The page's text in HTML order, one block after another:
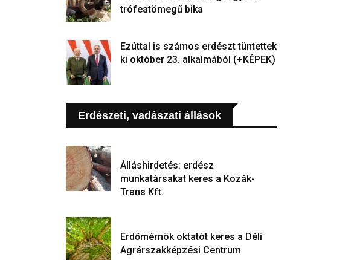
trófeatömegű bika
Ezúttal is számos erdészt tüntettek
ki október 23. alkalmából (+KÉPEK)
Erdészeti, vadászati állások
Álláshirdetés: erdész
munkatársakat keres a Kozák-
Trans Kft.
Erdőmérnök oktatót keres a Déli
Agrárszakképzési Centrum